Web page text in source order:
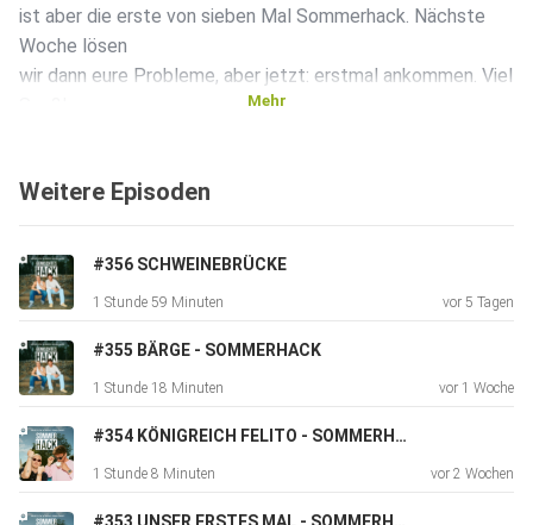
ist aber die erste von sieben Mal Sommerhack. Nächste
Woche lösen
wir dann eure Probleme, aber jetzt: erstmal ankommen. Viel
Visit podcastchoices.com/adchoices
Mehr
Weitere Episoden
#356 SCHWEINEBRÜCKE
1 Stunde 59 Minuten vor 5 Tagen
#355 BÄRGE - SOMMERHACK
1 Stunde 18 Minuten vor 1 Woche
#354 KÖNIGREICH FELITO - SOMMERHACK
1 Stunde 8 Minuten vor 2 Wochen